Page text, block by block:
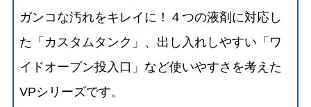
ガンコな汚れをキレイに！４つの液剤に対応し
た「カスタムタンク」、出し入れしやすい「ワ
イドオープン投入口」など使いやすさを考えた
VPシリーズです。